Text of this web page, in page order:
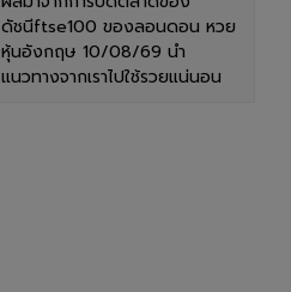
ดัชนีftse100 ของลอนดอน หวย
หุ้นอังกฤษ 10/08/69 นำ
แนวทางจากเราไปใช้รวยแน่นอน